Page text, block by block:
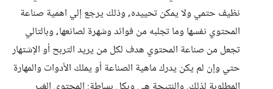
نظيف حتمي ولا يمكن تحييده, وذلك يرجع إلي اهمية صناعة
المحتوي نفسها وما تجلبه من فوائد وشهرة لصانعها, وبالتالي
تجعل من صناعة المحتوي هدف لكل من يريد التربح أو الإشتهار
حتي وإن لم يكن يدرك ماهية الصناعة أو يملك الأدوات والمهارة